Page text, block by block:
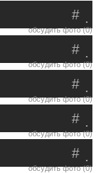
.
#
обсудить фото (0)
.
#
обсудить фото (0)
.
#
обсудить фото (0)
.
#
обсудить фото (0)
.
#
обсудить фото (0)